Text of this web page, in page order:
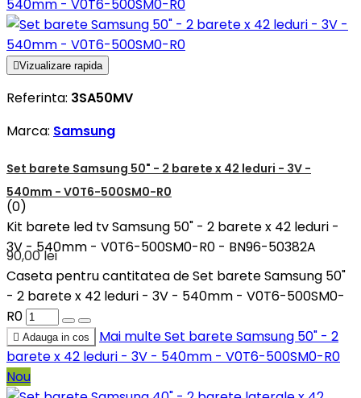
Vizualizare rapida
Referinta: 3SA50MV
Marca: Samsung
Set barete Samsung 50" - 2 barete x 42 leduri - 3V -
540mm - V0T6-500SM0-R0
(0)
Kit barete led tv Samsung 50" - 2 barete x 42 leduri -
3V - 540mm - V0T6-500SM0-R0 - BN96-50382A
90,00 lei
Caseta pentru cantitatea de Set barete Samsung 50"
- 2 barete x 42 leduri - 3V - 540mm - V0T6-500SM0-
R0
 Adauga in cos Mai multeSet barete Samsung 50" - 2
barete x 42 leduri - 3V - 540mm - V0T6-500SM0-R0
Nou